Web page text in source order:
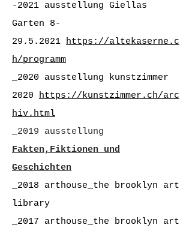
-2021 ausstellung Giellas
Garten 8-
29.5.2021 https://altekaserne.c
h/programm
_2020 ausstellung kunstzimmer
2020 https://kunstzimmer.ch/arc
hiv.html
_2019 ausstellung
Fakten,Fiktionen und
Geschichten
_2018 arthouse_the brooklyn art
library
_2017 arthouse_the brooklyn art